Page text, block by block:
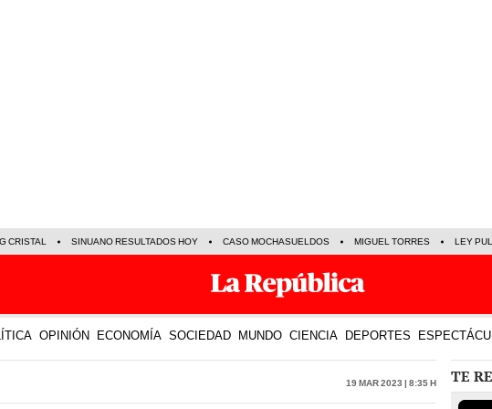
CRISTAL SINUANO RESULTADOS HOY CASO MOCHASUELDOS MIGUEL TORRES LEY
OPINIÓN ECONOMÍA SOCIEDAD MUNDO CIENCIA DEPORTES
19 Mar 2023 | 8:35 h TE